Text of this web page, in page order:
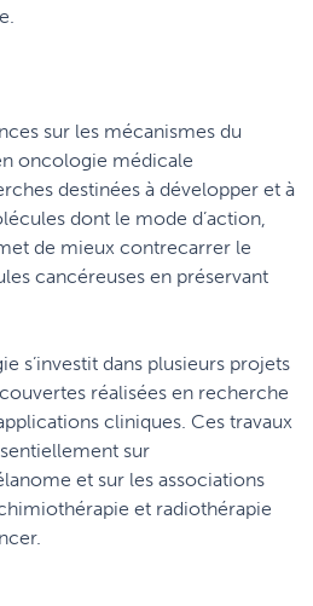
sur les mécanismes du
oncologie médicale
destinées à développer et à
dont le mode d’action,
de mieux contrecarrer le
cancéreuses en préservant
s’investit dans plusieurs projets
réalisées en recherche
cliniques. Ces travaux
sur
et sur les associations
et radiothérapie